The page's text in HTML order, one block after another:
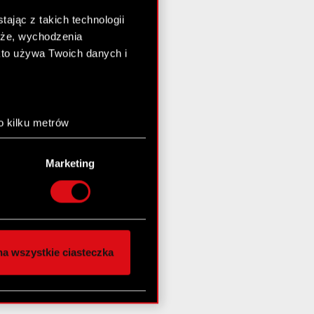
z takich technologii
wychodzenia
używa Twoich danych i
kilku metrów
(fingerprinting,
preferencje w
chwili.
i
innymi danymi
z naszej witryny,
Marketing
wszystkie ciasteczka